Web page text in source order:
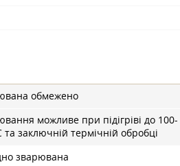
обмежено
можливе при підігріві до 100-
та заключній термічній обробці
зварювана